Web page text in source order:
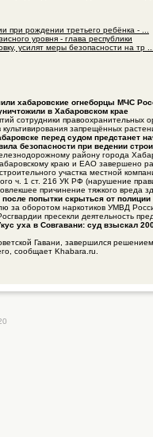
при рождении третьего ребёнка - ...
уровня - глава республики
усилят меры безопасности на тр
хабаровские огнеборцы МЧС
в Хабаровском крае
сотрудники правоохранительных
культивирования запрещённых
перед судом предстанет
безопасности при ведении
району города
краю и ЕАО завершено
участка местной
ч. 1 ст. 216 УК РФ (нарушение
причинение тяжкого вреда
попытки скрыться от полиции
за оборотом наркотиков УМВД
пресекли деятельность
уха в Совгавани: суд взыскал
Гавани, завершился
сообщает Khabara.ru.